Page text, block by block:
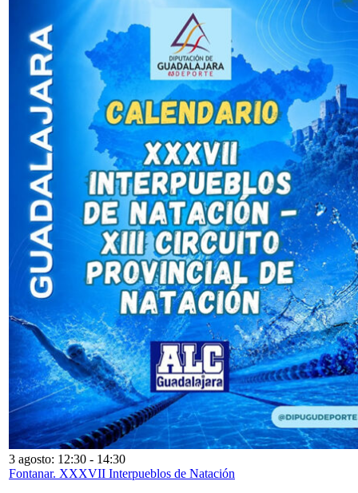
3 agosto: 12:30 - 14:30
Fontanar. XXXVII Interpueblos de Natación